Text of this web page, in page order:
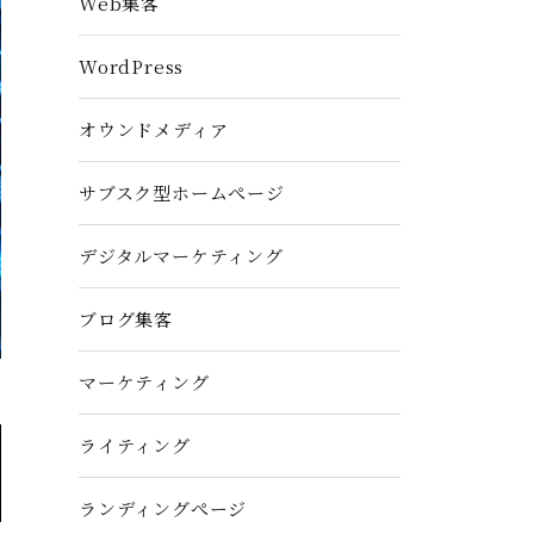
WordPress
オウンドメディア
サブスク型ホームぺージ
デジタルマーケティング
ブログ集客
マーケティング
ライティング
ランディングぺージ